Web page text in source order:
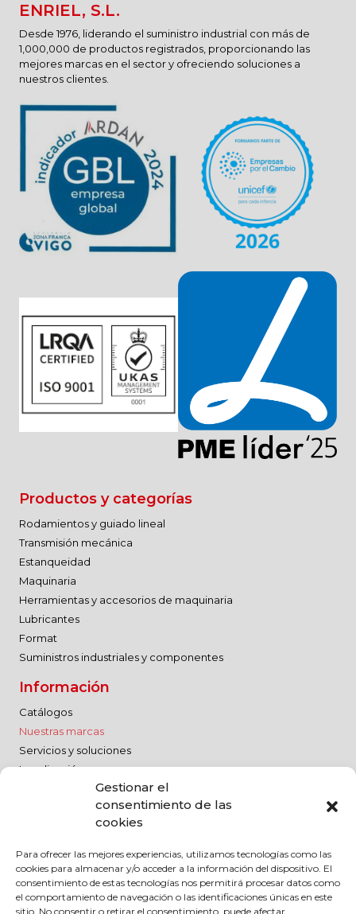
Gestionar el
consentimiento de las
cookies
Para ofrecer las mejores experiencias, utilizamos tecnologías como las
cookies para almacenar y/o acceder a la información del dispositivo. El
consentimiento de estas tecnologías nos permitirá procesar datos como
el comportamiento de navegación o las identificaciones únicas en este
sitio. No consentir o retirar el consentimiento, puede afectar
ENRIEL, S.L.
Desde 1976, liderando el suministro industrial con más de
1,000,000 de productos registrados, proporcionando las
mejores marcas en el sector y ofreciendo soluciones a
nuestros clientes.
Productos y categorías
Rodamientos y guiado lineal
Transmisión mecánica
Estanqueidad
Maquinaria
Herramientas y accesorios de maquinaria
Lubricantes
Format
Suministros industriales y componentes
Información
Catálogos
Nuestras marcas
Servicios y soluciones
Localización
Trabaja con nosotros
Aviso legal
Política de privacidad
Política de cookies